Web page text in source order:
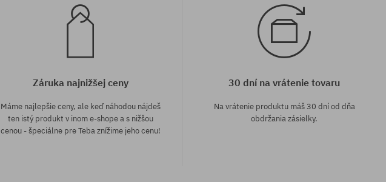
Záruka najnižšej ceny
Máme najlepšie ceny, ale keď náhodou nájdeš
ten istý produkt v inom e-shope a s nižšou
cenou - špeciálne pre Teba znížime jeho cenu!
30 dní na vrátenie tovaru
Na vrátenie produktu máš 30 dní od dňa
obdržania zásielky.